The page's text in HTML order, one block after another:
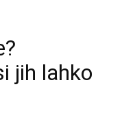
jih lahko